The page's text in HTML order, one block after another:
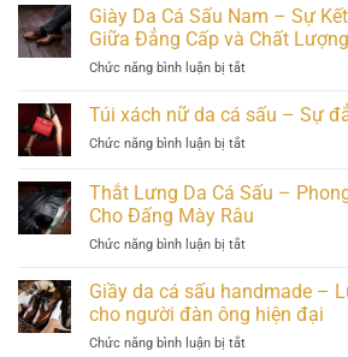
Lưng
Da
Cá
Sấu
–
Định
Cấp
và
Vững
Giày Da Cá Sấu Nam – Sự
Giữa Đẳng Cấp và Chất Lượng
Chức năng bình luận bị tắtở
Da
Sấu
–
Sự
Hợp
Hảo
Giữa
Túi xách nữ da cá sấu – Sự
Chức năng bình luận bị tắtở
xách
nữ
da
cá
–
Sự
đẳng
cấp
Thắt Lưng Da Cá Sấu –
Cho Đấng Mày Râu
Chức năng bình luận bị tắtở
Lưng
Da
Cá
Sấu
Giầy da cá sấu handmade –
cho người đàn ông hiện đại
Chức năng bình luận bị tắtở